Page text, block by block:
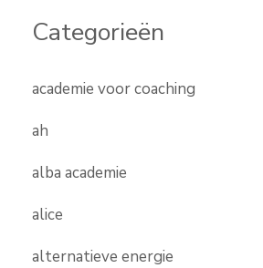
Categorieën
academie voor coaching
ah
alba academie
alice
alternatieve energie